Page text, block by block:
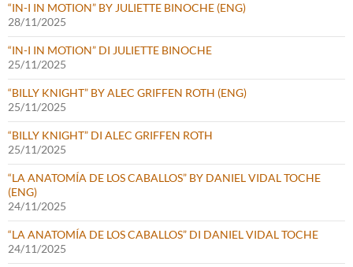
“IN-I IN MOTION” BY JULIETTE BINOCHE (ENG)
28/11/2025
“IN-I IN MOTION” DI JULIETTE BINOCHE
25/11/2025
“BILLY KNIGHT” BY ALEC GRIFFEN ROTH (ENG)
25/11/2025
“BILLY KNIGHT” DI ALEC GRIFFEN ROTH
25/11/2025
“LA ANATOMÍA DE LOS CABALLOS” BY DANIEL VIDAL TOCHE
(ENG)
24/11/2025
“LA ANATOMÍA DE LOS CABALLOS” DI DANIEL VIDAL TOCHE
24/11/2025